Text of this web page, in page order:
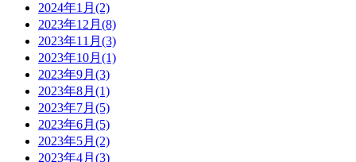
2024年1月(2)
2023年12月(8)
2023年11月(3)
2023年10月(1)
2023年9月(3)
2023年8月(1)
2023年7月(5)
2023年6月(5)
2023年5月(2)
2023年4月(3)